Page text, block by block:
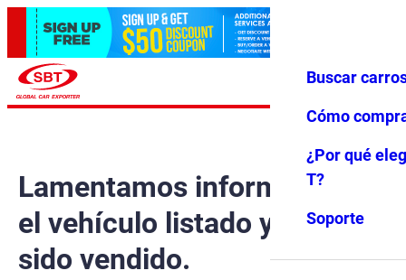
Favoritos Menú
Buscar
Cómo
¿Por qué
T?
Soporte
Lamentamos informarle que
el vehículo listado ya ha
sido vendido.